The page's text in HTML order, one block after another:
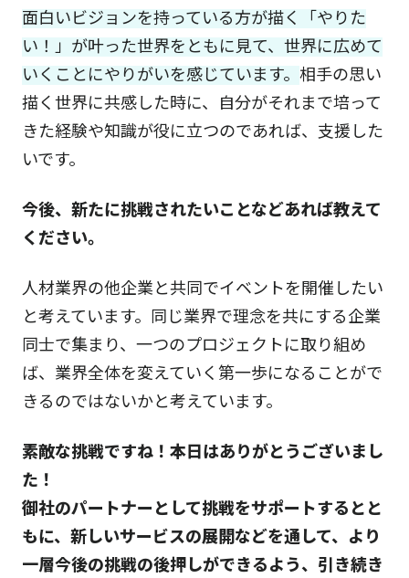
面白いビジョンを持っている方が描く「やりた
い！」が叶った世界をともに見て、世界に広めて
いくことにやりがいを感じています。相手の思い
描く世界に共感した時に、自分がそれまで培って
きた経験や知識が役に立つのであれば、支援した
いです。
今後、新たに挑戦されたいことなどあれば教えて
ください。
人材業界の他企業と共同でイベントを開催したい
と考えています。同じ業界で理念を共にする企業
同士で集まり、一つのプロジェクトに取り組め
ば、業界全体を変えていく第一歩になることがで
きるのではないかと考えています。
素敵な挑戦ですね！本日はありがとうございまし
た！
御社のパートナーとして挑戦をサポートするとと
もに、新しいサービスの展開などを通して、より
一層今後の挑戦の後押しができるよう、引き続き